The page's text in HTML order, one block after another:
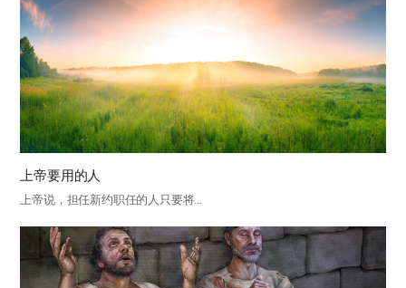
上帝要用的人
上帝说，担任新约职任的人只要将…